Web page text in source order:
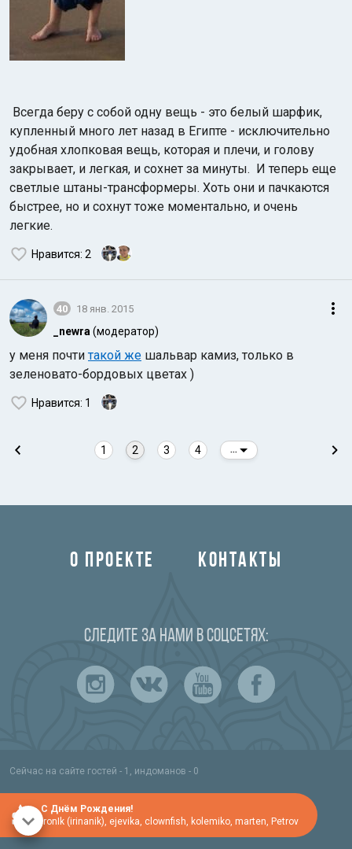
Всегда беру с собой одну вещь - это белый шарфик,
купленный много лет назад в Египте - исключительно
удобная хлопковая вещь, которая и плечи, и голову
закрывает, и легкая, и сохнет за минуты. И теперь еще
светлые штаны-трансформеры. Хоть они и пачкаются
быстрее, но и сохнут тоже моментально, и очень
легкие.
Нравится: 2
40 18 янв. 2015
_newra (модератор)
у меня почти такой же шальвар камиз, только в
зеленовато-бордовых цветах )
Нравится: 1
1 2 3 4
О ПРОЕКТЕ КОНТАКТЫ
Следите за нами в соцсетях:
Сейчас на сайте гостей - 1, индоманов - 0
C Днём Рождения!
IronIk (irinanik), ejevika, clownfish, kolemiko, marten, Petrov